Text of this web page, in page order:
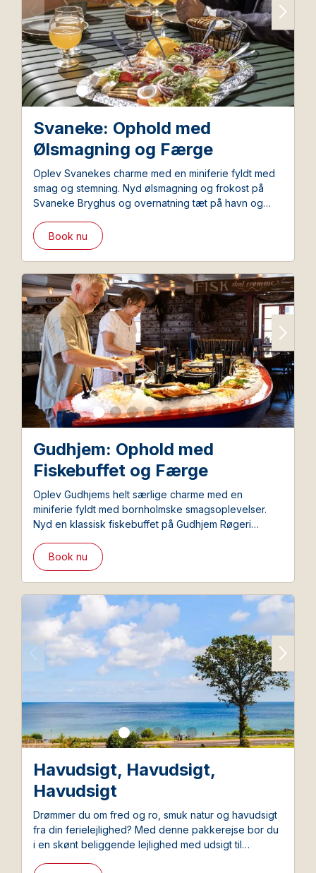
Svaneke: Ophold med
Ølsmagning og Færge
Oplev Svanekes charme med en miniferie fyldt med
smag og stemning. Nyd ølsmagning og frokost på
Svaneke Bryghus og overnatning tæt på havn og
Book nu
Gudhjem: Ophold med
Fiskebuffet og Færge
Oplev Gudhjems helt særlige charme med en
miniferie fyldt med bornholmske smagsoplevelser.
Nyd en klassisk fiskebuffet på Gudhjem Røgeri
tæt på havn og klippekyst.
Book nu
Havudsigt, Havudsigt,
Havudsigt
Drømmer du om fred og ro, smuk natur og havudsigt
fra din ferielejlighed? Med denne pakkerejse bor du
i en skønt beliggende lejlighed med udsigt til